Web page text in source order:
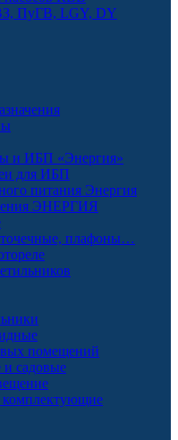
ПуГВ, LGY, DY
и ИБП «Энергия»
для ИБП
питания Энергия
ЭНЕРГИЯ
плафоны…
помещений
садовые